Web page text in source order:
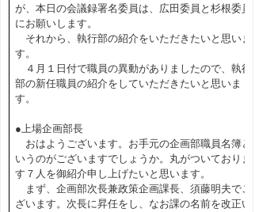
が、本日の会議録署名委員は、広田委員と杉根委員
にお願いします。
それから、執行部の紹介をいただきたいと思いま
す。
４月１日付で職員の異動がありましたので、執行
部の新任職員の紹介をしていただきたいと思いま
す。
●上場企画部長
おはようございます。お手元の企画部職員名簿と
いうのがございますでしょうか。丸がついておりま
す７人を御紹介申し上げたいと思います。
まず、企画部次長兼政策企画課長、須藤明夫でご
ざいます。次長に昇任をし、なお課の名前を改正い